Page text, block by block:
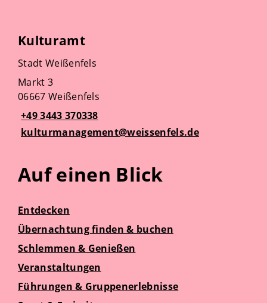
Kulturamt
Stadt Weißenfels
Markt 3
06667 Weißenfels
+49 3443 370338
kulturmanagement@weissenfels.de
Auf einen Blick
Entdecken
Übernachtung finden & buchen
Schlemmen & Genießen
Veranstaltungen
Führungen & Gruppenerlebnisse